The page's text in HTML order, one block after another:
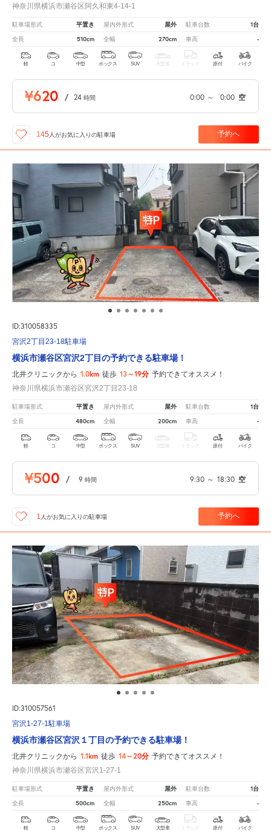
神奈川県横浜市瀬谷区阿久和東4-14-1
駐車場形式 平置き 屋内外形式 屋外 駐車台数 1台
全長 510cm 全幅 270cm 車高 -
軽 コ 中型 ボックス SUV 大型車 トラック 原付 バイク
¥620 / 24 時間 0:00 ～ 0:00 空
145 人がお気に入りの駐車場 予約へ
ID:310058335
宮沢2丁目23-18駐車場
横浜市瀬谷区宮沢2丁目の予約できる駐車場！
北井クリニックから 1.0km 徒歩 13～19分 予約できてオススメ！
神奈川県横浜市瀬谷区宮沢2丁目23-18
駐車場形式 平置き 屋内外形式 屋外 駐車台数 1台
全長 480cm 全幅 200cm 車高 -
軽 コ 中型 ボックス SUV 大型車 トラック 原付 バイク
¥500 / 9 時間 9:30 ～ 18:30 空
1 人がお気に入りの駐車場 予約へ
ID:310057561
宮沢1-27-1駐車場
横浜市瀬谷区宮沢１丁目の予約できる駐車場！
北井クリニックから 1.1km 徒歩 14～20分 予約できてオススメ！
神奈川県横浜市瀬谷区宮沢1-27-1
駐車場形式 平置き 屋内外形式 屋外 駐車台数 1台
全長 500cm 全幅 250cm 車高 -
軽 コ 中型 ボックス SUV 大型車 トラック 原付 バイク